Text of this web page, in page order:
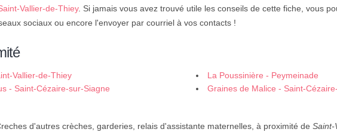
Vallier-de-Thiey. Si jamais vous avez trouvé utile les conseils de cette fiche, vous
sociaux ou encore l'envoyer par courriel à vos contacts !
Vallier-de-Thiey
La Poussinière - Peymeinade
- Saint-Cézaire-sur-Siagne
Graines de Malice - Saint-
d'autres crèches, garderies, relais d'assistante maternelles, à proximité de Saint-